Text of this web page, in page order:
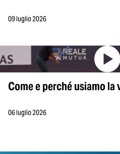
09 luglio 2026
Come e perché usiamo la
06 luglio 2026